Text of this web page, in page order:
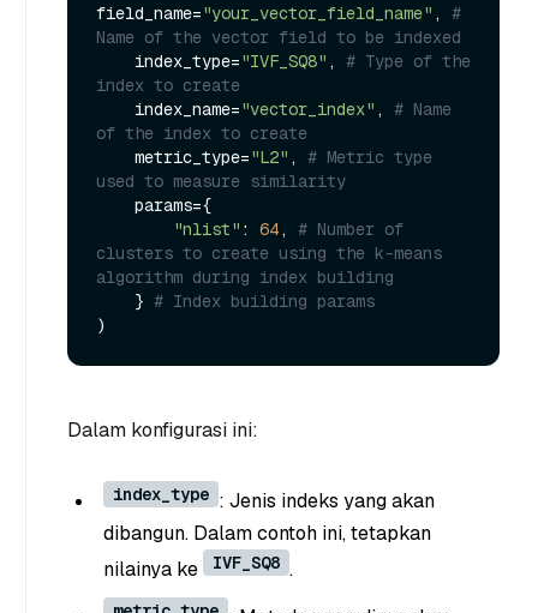
field_name="your_vector_field_name" , #
Name of the vector field to be indexed
    index_type=
"IVF_SQ8" , # Type of the
index to create
    index_name=
"vector_index" , # Name
of the index to create
    metric_type=
"L2" , # Metric type
used to measure similarity
"nlist" : 64, # Number of
clusters to create using the k-means
algorithm during index building
    }
# Index building params
Dalam konfigurasi ini:
index_type : Jenis indeks yang akan
dibangun. Dalam contoh ini, tetapkan
nilainya ke
IVF_SQ8 .